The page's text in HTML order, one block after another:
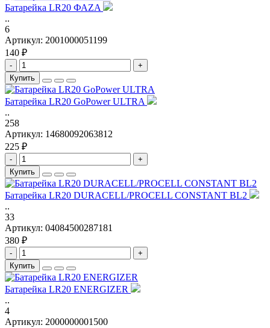
Батарейка LR20 ФАZA
..
6
Артикул: 2001000051199
140 ₽
-
+
Купить
Батарейка LR20 GoPower ULTRA
..
258
Артикул: 14680092063812
225 ₽
-
+
Купить
Батарейка LR20 DURACELL/PROCELL CONSTANT BL2
..
33
Артикул: 04084500287181
380 ₽
-
+
Купить
Батарейка LR20 ENERGIZER
..
4
Артикул: 2000000001500